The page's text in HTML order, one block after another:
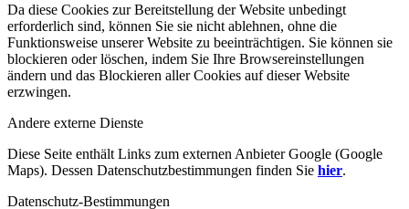
Da diese Cookies zur Bereitstellung der Website unbedingt
erforderlich sind, können Sie sie nicht ablehnen, ohne die
Funktionsweise unserer Website zu beeinträchtigen. Sie können sie
blockieren oder löschen, indem Sie Ihre Browsereinstellungen
ändern und das Blockieren aller Cookies auf dieser Website
erzwingen.
Andere externe Dienste
Diese Seite enthält Links zum externen Anbieter Google (Google
Maps). Dessen Datenschutzbestimmungen finden Sie hier.
Datenschutz-Bestimmungen